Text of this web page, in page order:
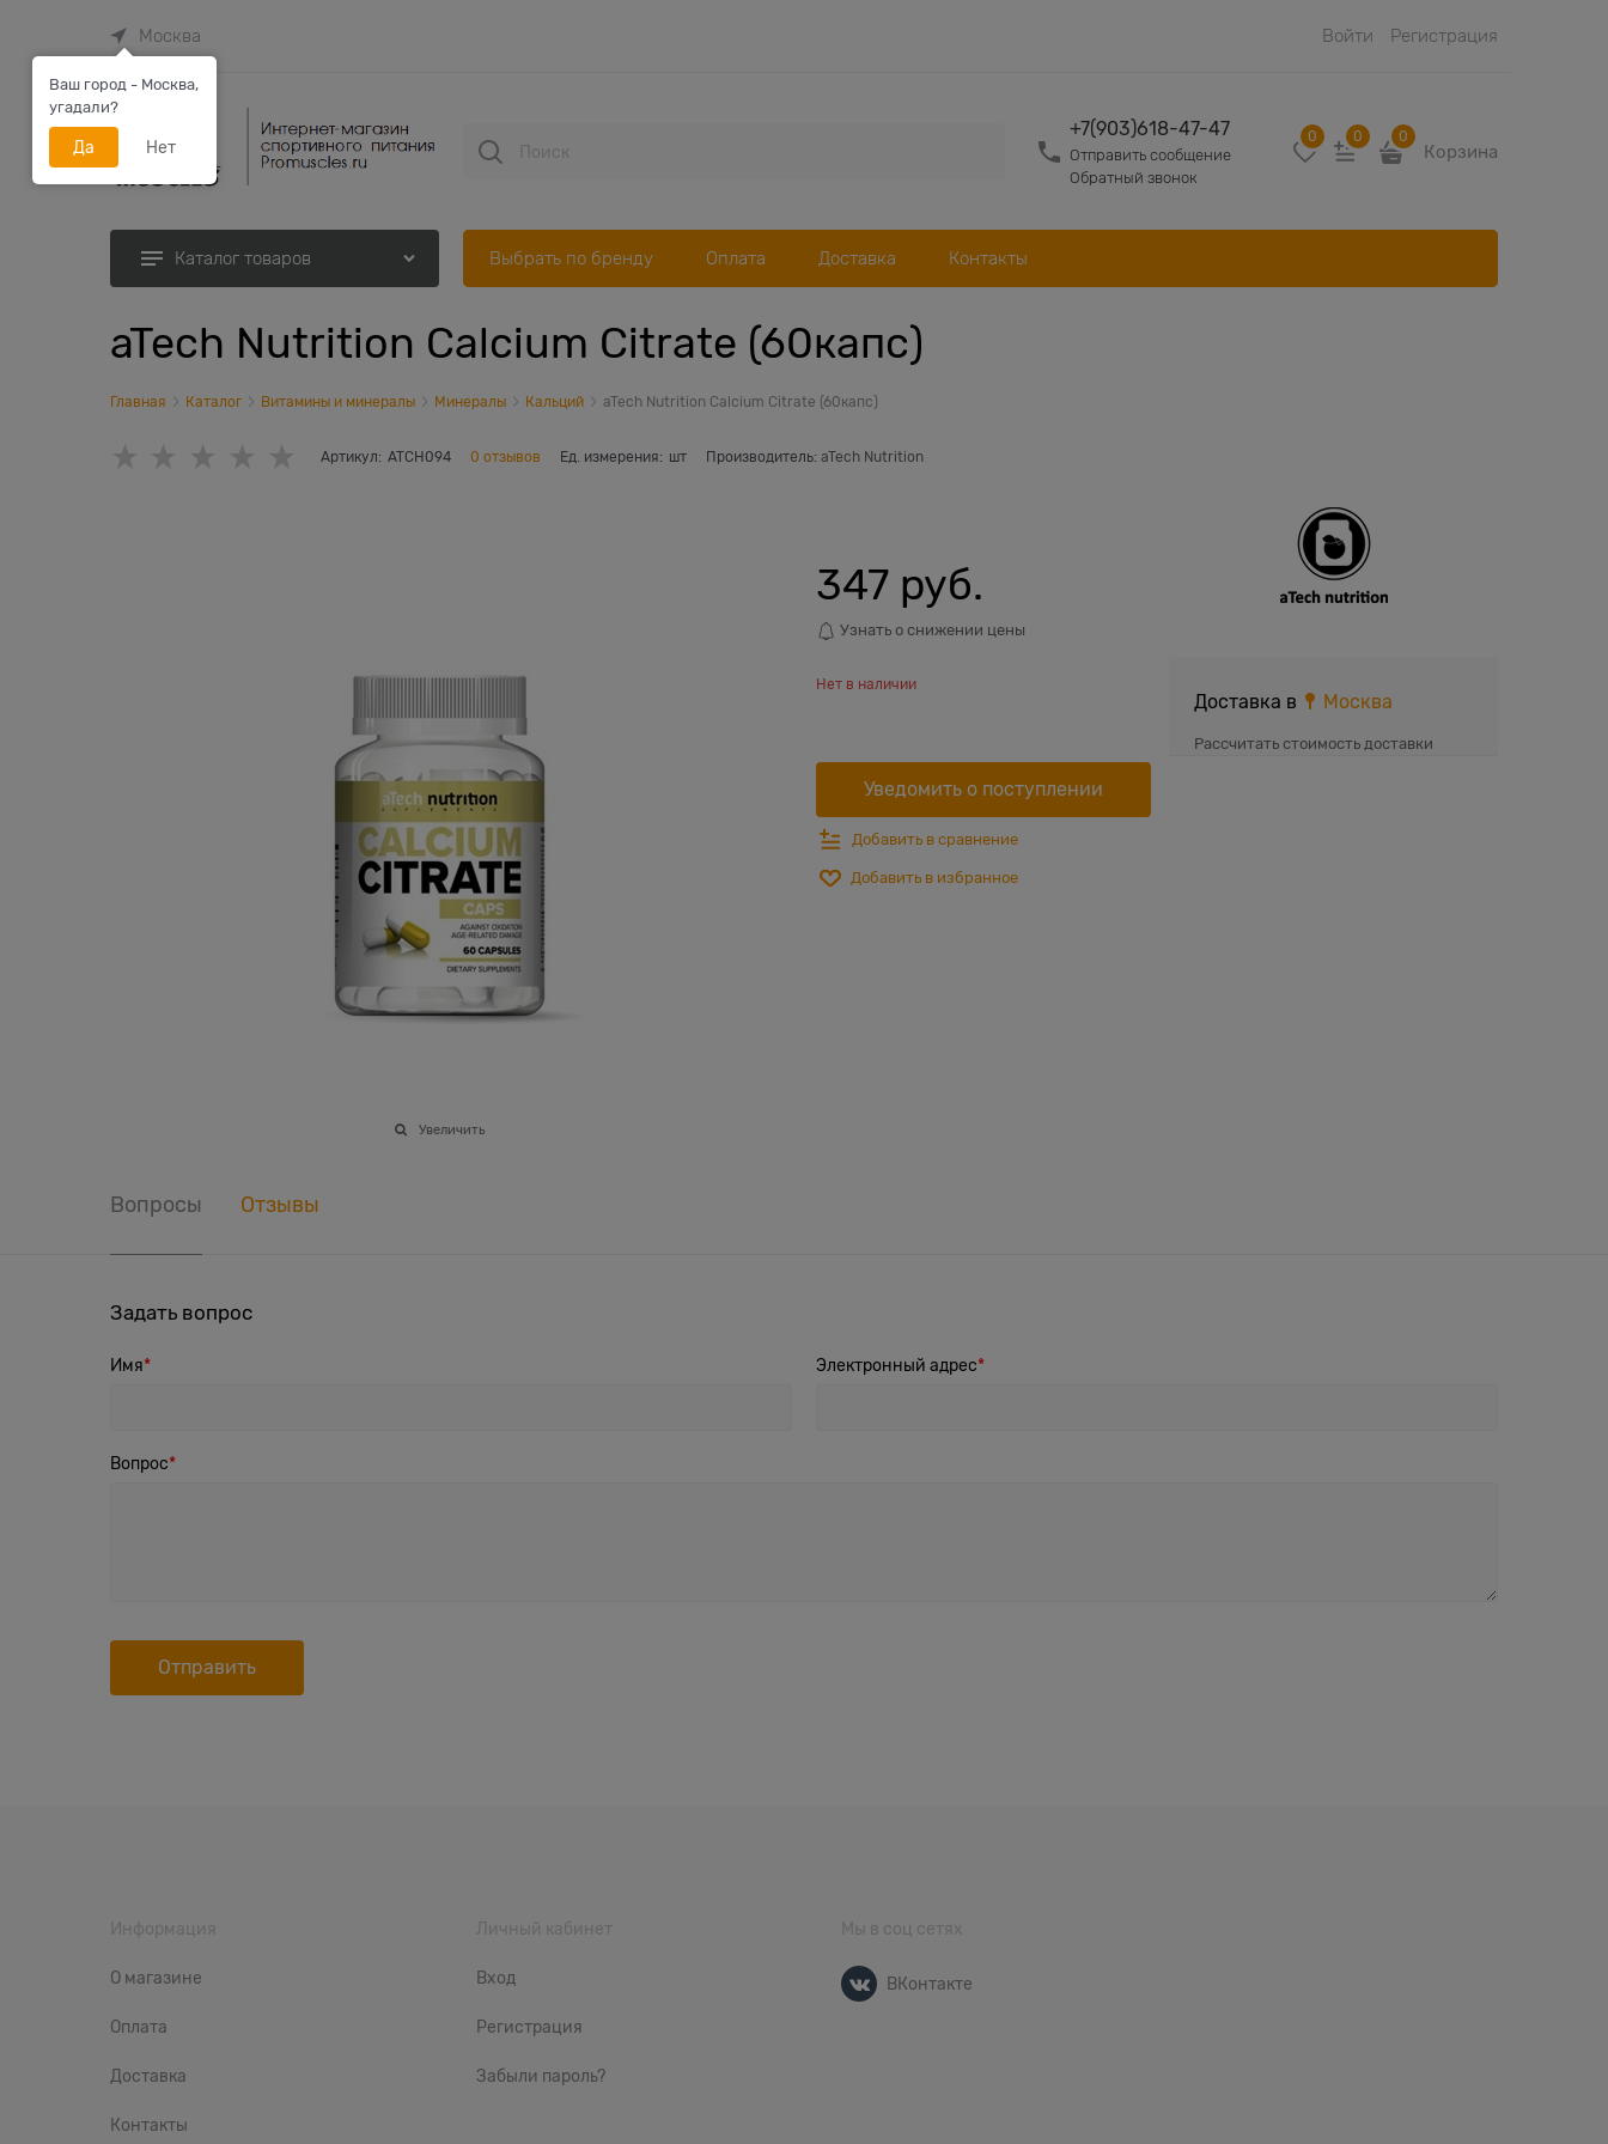
Москва Войти Регистрация
+7(903)618-47-47
Отправить сообщение
Обратный звонок
0 0 0
Корзина
Каталог товаров Выбрать по бренду Оплата Доставка Контакты
aTech Nutrition Calcium Citrate (60капс)
Главная Каталог Витамины и минералы Минералы Кальций aTech Nutrition Calcium Citrate (60капс)
Артикул: ATCH094 0 отзывов Ед. измерения: шт Производитель: aTech Nutrition
Увеличить
347 руб.
Узнать о снижении цены
Нет в наличии
Уведомить о поступлении
Добавить в сравнение
Добавить в избранное
Доставка в Москва
Рассчитать стоимость доставки
Вопросы Отзывы
Задать вопрос
Имя Электронный адрес
Вопрос
Информация
О магазине
Оплата
Доставка
Контакты
Личный кабинет
Вход
Регистрация
Забыли пароль?
Мы в соц сетях
ВКонтакте
Ваш город - Москва,
угадали?
Да Нет